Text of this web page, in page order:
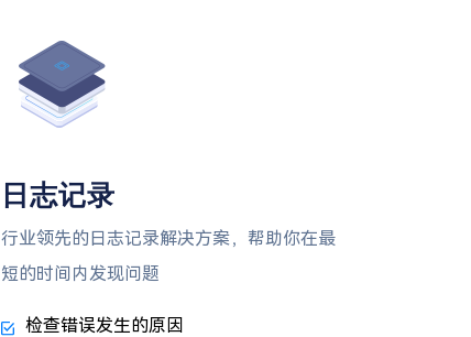
日志记录
行业领先的日志记录解决方案，帮助你在最
短的时间内发现问题
检查错误发生的原因